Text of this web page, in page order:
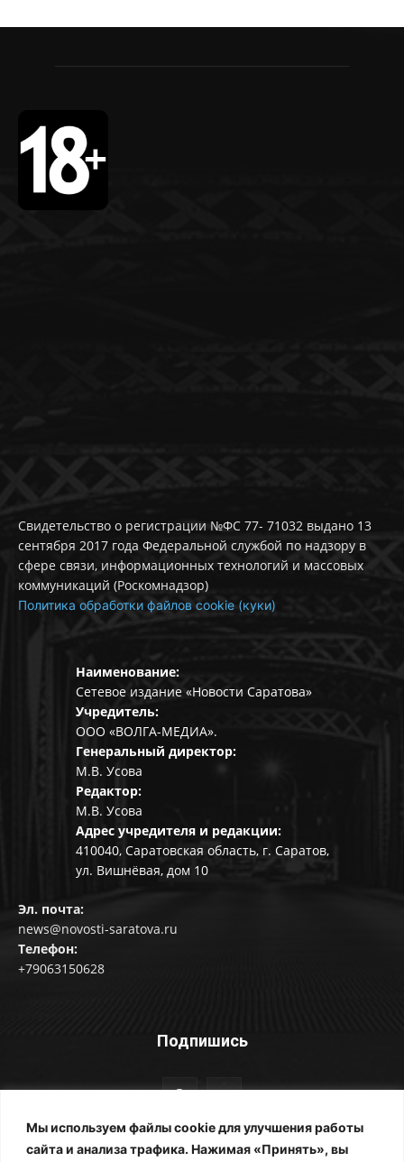
Мы используем файлы cookie для улучшения работы
сайта и анализа трафика. Нажимая «Принять», вы
Свидетельство о регистрации №ФС 77- 71032 выдано 13
сентября 2017 года Федеральной службой по надзору в
сфере связи, информационных технологий и массовых
коммуникаций (Роскомнадзор)
Политика обработки файлов cookie (куки)
Наименование:
Сетевое издание «Новости Саратова»
Учредитель:
ООО «ВОЛГА-МЕДИА».
Генеральный директор:
М.В. Усова
Редактор:
М.В. Усова
Адрес учредителя и редакции:
410040, Саратовская область, г. Саратов,
ул. Вишнёвая, дом 10
Эл. почта:
news@novosti-saratova.ru
Телефон:
+79063150628
Подпишись